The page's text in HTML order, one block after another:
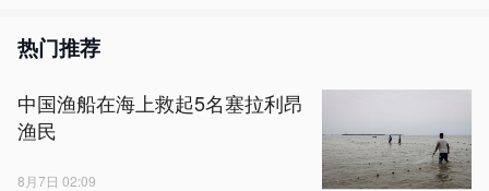
热门推荐
中国渔船在海上救起5名塞拉利昂
渔民
8月7日 02:09